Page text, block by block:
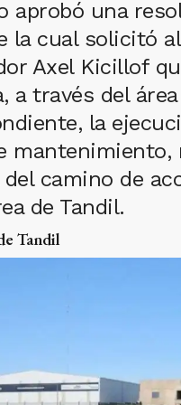
aprobó una
la cual solicitó al
Axel Kicillof
a través del área
la
mantenimiento,
camino de
de Tandil.
Tandil